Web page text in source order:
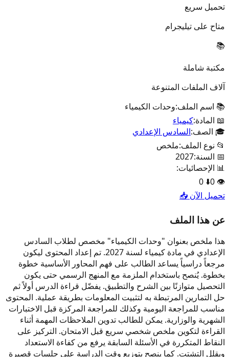
تحميل سريع
متاح على تيليجرام
📚
مكتبة شاملة
آلاف الملفات المتنوعة
📚 اسم الملف:وحدات الكيمياء
📖 المادة:كيمياء
🎓 الصف:السادس الإعدادي
📂 نوع الملف:ملخص
📅 السنة:2027
📊 الإحصائيات:
👁️
0
⬇️
0
تحميل الآن 📥
عن هذا الملف
هذا ملخص بعنوان "وحدات الكيمياء" مخصص لطلاب السادس
الإعدادي في مادة كيمياء لسنة 2027. تم إعداد المحتوى ليكون
مرجعاً دراسياً يساعد الطالب على فهم المحاور الأساسية خطوة
بخطوة. يُنصح باستخدام الملزمة مع المنهج الرسمي حتى يكون
التحصيل متوازنًا بين الشرح والتطبيق. يفضّل قراءة الدرس أولاً ثم
حل التمارين المرتبطة به لتثبيت المعلومات بطريقة عملية. المحتوى
مناسب للمراجعة اليومية وكذلك للمراجعة المركزة قبل الاختبارات
الشهرية والوزارية. يمكن للطالب تدوين الملاحظات المهمة أثناء
القراءة لتكوين ملخص شخصي سريع قبل الامتحان. التركيز على
النقاط المتكررة في الأسئلة السابقة يرفع من كفاءة الاستعداد
ويقلل التشتت. كما ينصح بتوزيع وقت الدراسة على جلسات قصيرة